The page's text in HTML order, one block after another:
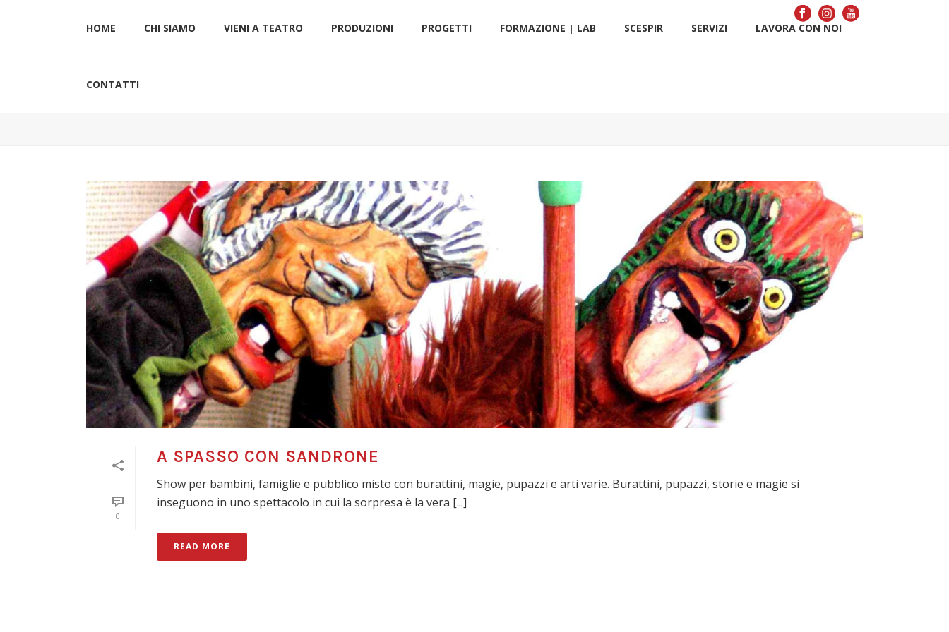
HOME CHI SIAMO VIENI A TEATRO PRODUZIONI PROGETTI FORMAZIONE | LAB SCÉSPIR SERVIZI LAVORA CON NOI
CONTATTI
0
A SPASSO CON SANDRONE
Show per bambini, famiglie e pubblico misto con burattini, magie, pupazzi e arti varie. Burattini, pupazzi, storie e magie si
inseguono in uno spettacolo in cui la sorpresa è la vera [...]
READ MORE